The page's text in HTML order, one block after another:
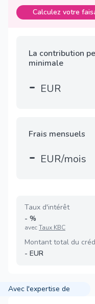
Calculez votre
La contribution
minimale
- EUR
Frais mensuels
- EUR/mois
Taux d'intérêt
- %
avecTaux KBC
Montant total du
- EUR
Avec l'expertise de